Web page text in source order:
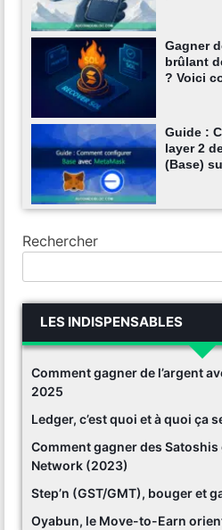
Gagner
brûlant
? Voici
Guide :
layer 2
(Base)
Rechercher
LES INDISPENSABLES
Comment gagner de l’argent
2025
Ledger, c’est quoi et à quoi ça
Comment gagner des
Network (2023)
Step’n (GST/GMT), bouger et
Oyabun, le Move-to-Earn